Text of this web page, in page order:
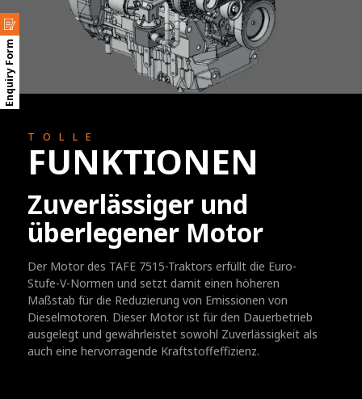
Enquiry Form
TOLLE
FUNKTIONEN
Zuverlässiger und
überlegener Motor
Der Motor des TAFE 7515-Traktors erfüllt die Euro-
Stufe-V-Normen und setzt damit einen höheren
Maßstab für die Reduzierung von Emissionen von
Dieselmotoren. Dieser Motor ist für den Dauerbetrieb
ausgelegt und gewährleistet sowohl Zuverlässigkeit als
auch eine hervorragende Kraftstoffeffizienz.